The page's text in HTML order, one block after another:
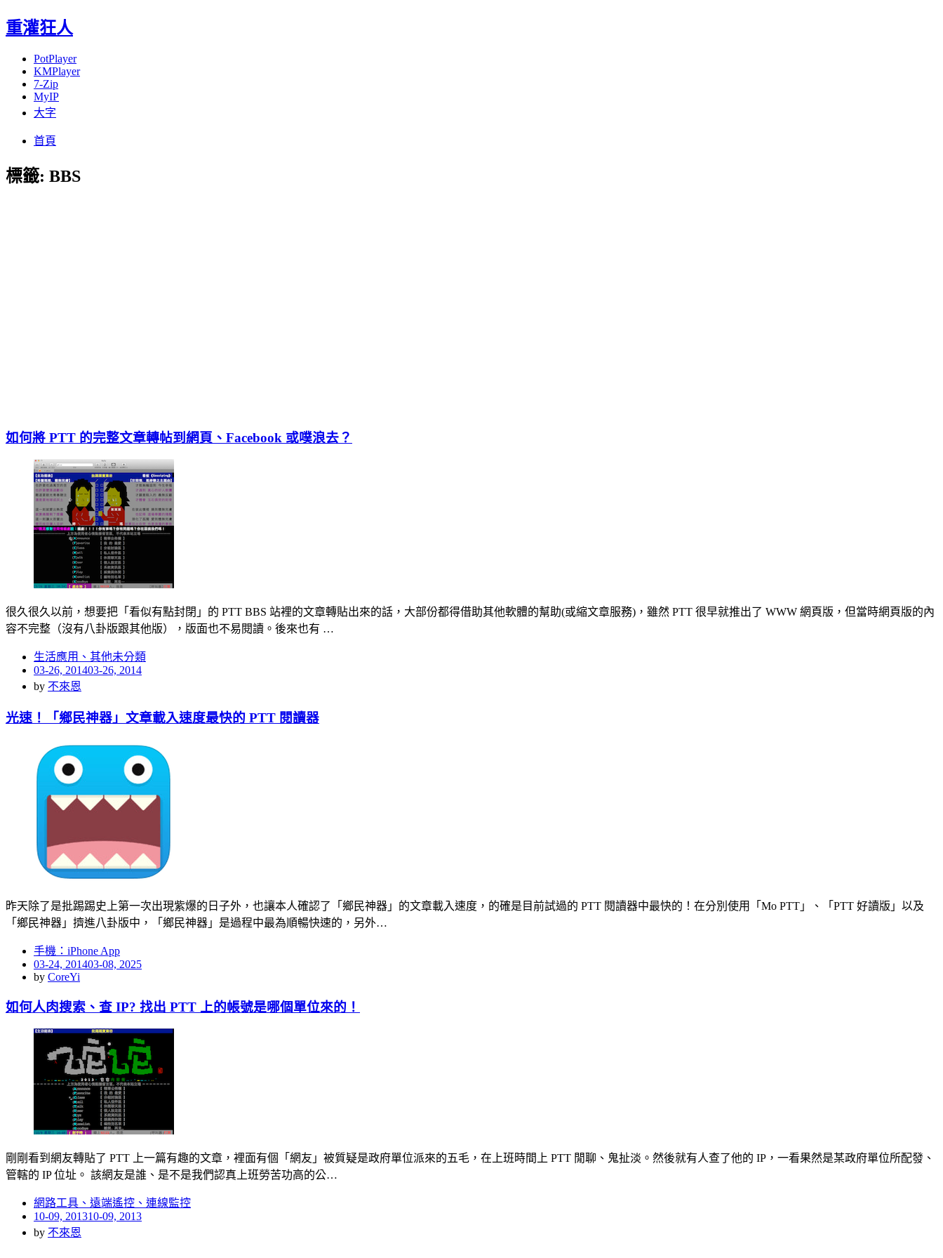
重灌狂人
PotPlayer
KMPlayer
7-Zip
MyIP
大字
首頁
標籤: BBS
如何將 PTT 的完整文章轉帖到網頁、Facebook 或噗浪去？
很久很久以前，想要把「看似有點封閉」的 PTT BBS 站裡的文章轉貼出來的話，大部份都得借助其他軟體的幫助(或縮文章服務)，雖然 PTT 很早就推出了 WWW 網頁版，但當時網頁版的內
容不完整（沒有八卦版跟其他版），版面也不易閱讀。後來也有 …
生活應用、其他未分類
Posted
on
03-26, 201403-26, 2014
by 不來恩
光速！「鄉民神器」文章載入速度最快的 PTT 閱讀器
昨天除了是批踢踢史上第一次出現紫爆的日子外，也讓本人確認了「鄉民神器」的文章載入速度，的確是目前試過的 PTT 閱讀器中最快的！在分別使用「Mo PTT」、「PTT 好讀版」以及
「鄉民神器」擠進八卦版中，「鄉民神器」是過程中最為順暢快速的，另外…
手機：iPhone App
Posted
on
03-24, 201403-08, 2025
by CoreYi
如何人肉搜索、查 IP? 找出 PTT 上的帳號是哪個單位來的！
剛剛看到網友轉貼了 PTT 上一篇有趣的文章，裡面有個「網友」被質疑是政府單位派來的五毛，在上班時間上 PTT 閒聊、鬼扯淡。然後就有人查了他的 IP，一看果然是某政府單位所配發、
管轄的 IP 位址。 該網友是誰、是不是我們認真上班勞苦功高的公…
網路工具、遠端遙控、連線監控
Posted
on
10-09, 201310-09, 2013
by 不來恩